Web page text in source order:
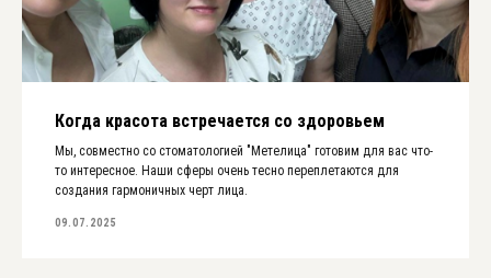
Когда красота встречается со здоровьем
Мы, совместно со стоматологией "Метелица" готовим для вас что-
то интересное. Наши сферы очень тесно переплетаются для
создания гармоничных черт лица.
09.07.2025